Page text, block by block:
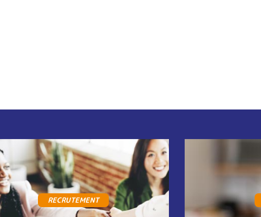
RECRUTEMENT